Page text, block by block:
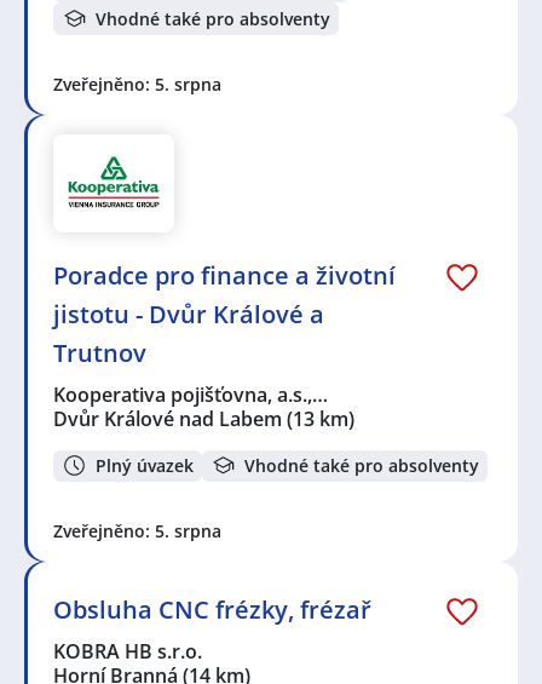
Vhodné také pro absolventy
Zveřejněno: 5. srpna
Poradce pro finance a životní
jistotu - Dvůr Králové a
Trutnov
Kooperativa pojišťovna, a.s.,…
Dvůr Králové nad Labem (13 km)
Plný úvazek Vhodné také pro absolventy
Zveřejněno: 5. srpna
Obsluha CNC frézky, frézař
KOBRA HB s.r.o.
Horní Branná (14 km)